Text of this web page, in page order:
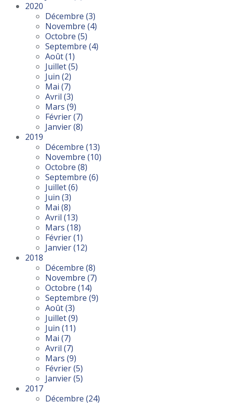
2020
Décembre (3)
Novembre (4)
Octobre (5)
Septembre (4)
Août(1)
Juillet(5)
Juin (2)
Mai (7)
Avril (3)
Mars (9)
Février(7)
Janvier(8)
2019
Décembre (13)
Novembre (10)
Octobre (8)
Septembre (6)
Juillet(6)
Juin (3)
Mai (8)
Avril (13)
Mars (18)
Février(1)
Janvier(12)
2018
Décembre (8)
Novembre (7)
Octobre (14)
Septembre (9)
Août(3)
Juillet(9)
Juin (11)
Mai (7)
Avril (7)
Mars (9)
Février(5)
Janvier(5)
2017
Décembre (24)